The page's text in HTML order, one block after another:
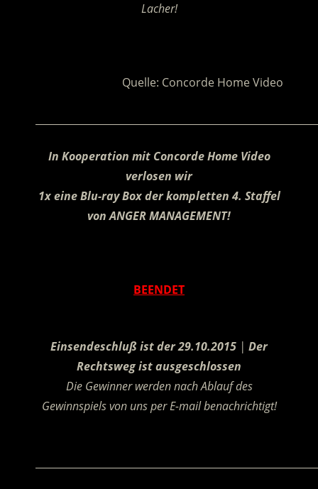
Lacher!
Quelle: Concorde Home Video
In Kooperation mit Concorde Home Video
verlosen wir
1x eine Blu-ray Box der kompletten 4. Staffel
von ANGER MANAGEMENT!
BEENDET
Einsendeschluß ist der 29.10.2015 | Der
Rechtsweg ist ausgeschlossen
Die Gewinner werden nach Ablauf des
Gewinnspiels von uns per E-mail benachrichtigt!